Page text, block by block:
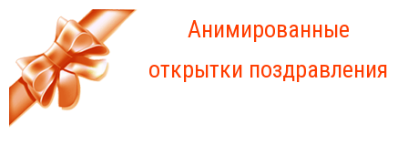
Анимированные
открытки поздравления